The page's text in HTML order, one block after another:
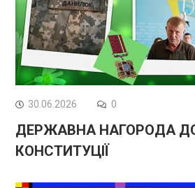
30.06.2026 0
ДЕРЖАВНА НАГОРОДА
КОНСТИТУЦІЇ